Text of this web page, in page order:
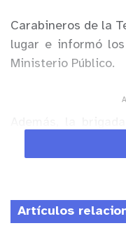
Carabineros de la
lugar e informó
Ministerio Público.
PDI realizará las
Artículos